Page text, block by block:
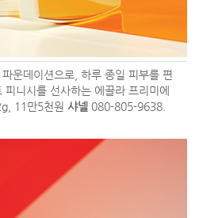
운데이션으로, 하루 종일 피부를 편
니시를 선사하는 에끌라 프리미에
11만5천원 샤넬 080-805-9638.